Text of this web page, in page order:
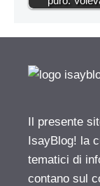
Il presente
IsayBlog! la
tematici di
contano sul